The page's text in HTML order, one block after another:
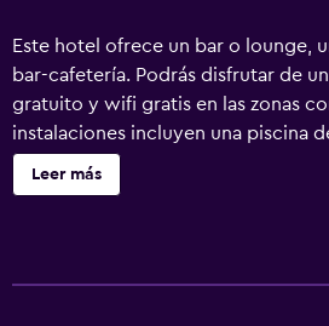
Este hotel ofrece un bar o lounge,
bar-cafetería. Podrás disfrutar de
gratuito y wifi gratis en las zonas
instalaciones incluyen una piscina
y una caja fuerte en la recepción.
24 alojamientos, con acceso por
Leer más